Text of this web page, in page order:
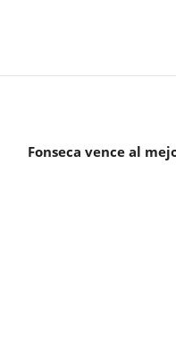
Fonseca vence al